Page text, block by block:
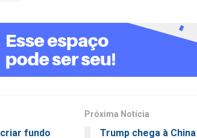
fundo
Próxima Notícia
Trump chega à